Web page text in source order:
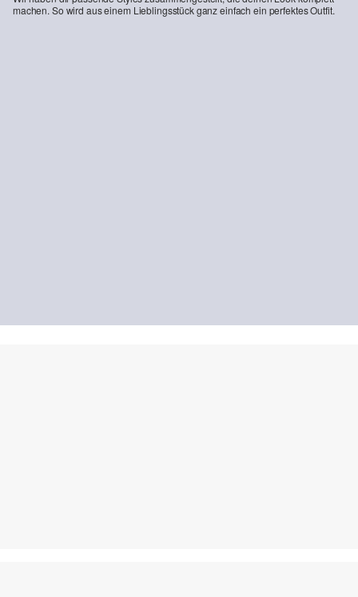
machen. So wird aus einem Lieblingsstück ganz einfach ein perfektes Outfit.